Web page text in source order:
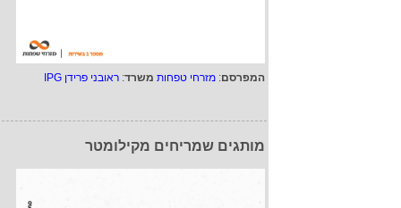
המפרסם: מזרחי טפחות משרד: ראובני פרידן IPG
מותגים שמריחים מקילומטר